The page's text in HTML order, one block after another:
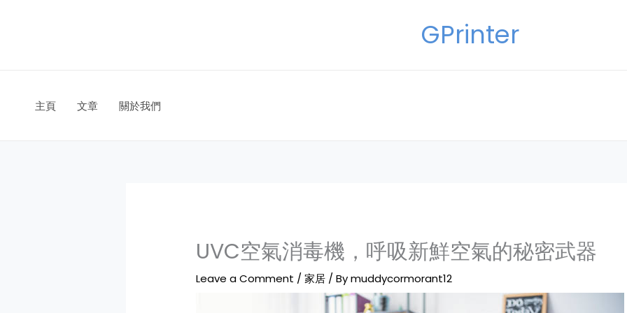
GPrinter
主頁 文章 關於我們
UVC空氣消毒機，呼吸新鮮空氣的秘密武器
Leave a Comment /家居 / Bymuddycormorant12